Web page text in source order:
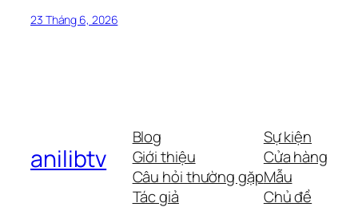
23 Tháng 6, 2026
anilibtv
Blog
Giới thiệu
Câu hỏi thường gặp
Tác giả
Sự kiện
Cửa hàng
Mẫu
Chủ đề